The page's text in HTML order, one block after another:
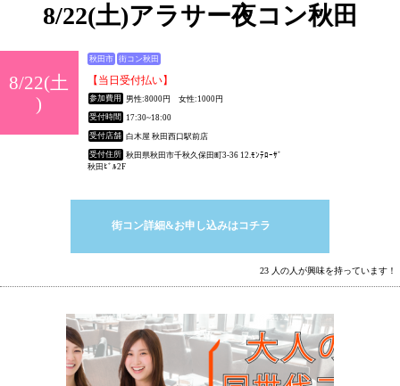
8/22(土)アラサー夜コン秋田
8/22(土
)
秋田市 街コン秋田
【当日受付払い】
参加費用 男性:8000円 女性:1000円
受付時間 17:30~18:00
受付店舗 白木屋 秋田西口駅前店
受付住所 秋田県秋田市千秋久保田町3-36 12.ﾓﾝﾃﾛｰｻﾞ
秋田ﾋﾞﾙ2F
街コン詳細&お申し込みはコチラ
23 人の人が興味を持っています！